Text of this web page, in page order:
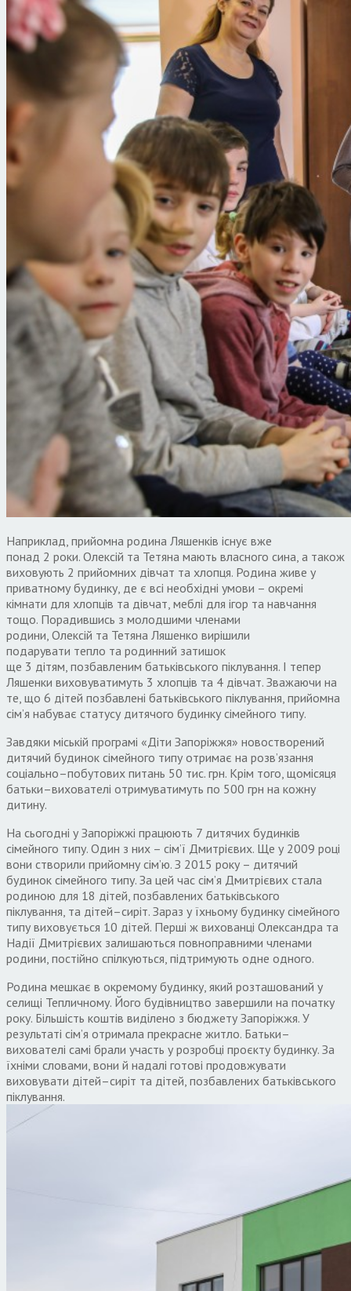
Наприклад прийомна родина Ляшенків існує вже
понад 2 роки. Олексій та Тетяна мають власного сина а також
виховують 2 прийомних дівчат та хлопця. Родина живе у
приватному будинку де є всі необхідні умови – окремі
кімнати для хлопців та дівчат меблі для ігор та навчання
тощо. Порадившись з молодшими членами
родини Олексій та Тетяна Ляшенко вирішили
подарувати тепло та родинний затишок
ще 3 дітям позбавленим батьківського піклування. І тепер
Ляшенки виховуватимуть 3 хлопців та 4 дівчат. Зважаючи на
те що 6 дітей позбавлені батьківського піклування прийомна
сім’я набуває статусу дитячого будинку сімейного типу.
Завдяки міській програмі «Діти Запоріжжя» новостворений
дитячий будинок сімейного типу отримає на розв’язання
соціально–побутових питань 50 тис. грн. Крім того щомісяця
батьки–вихователі отримуватимуть по 500 грн на кожну
дитину.
На сьогодні у Запоріжжі працюють 7 дитячих будинків
сімейного типу. Один з них – сім’ї Дмитрієвих. Ще у 2009 році
вони створили прийомну сім’ю. З 2015 року – дитячий
будинок сімейного типу. За цей час сім’я Дмитрієвих стала
родиною для 18 дітей позбавлених батьківського
піклування та дітей–сиріт. Зараз у їхньому будинку сімейного
типу виховується 10 дітей. Перші ж вихованці Олександра та
Надії Дмитрієвих залишаються повноправними членами
родини постійно спілкуються підтримують одне одного.
Родина мешкає в окремому будинку який розташований у
селищі Тепличному. Його будівництво завершили на початку
року. Більшість коштів виділено з бюджету Запоріжжя. У
результаті сім’я отримала прекрасне житло. Батьки–
вихователі самі брали участь у розробці проєкту будинку. За
їхніми словами вони й надалі готові продовжувати
виховувати дітей–сиріт та дітей позбавлених батьківського
піклування.